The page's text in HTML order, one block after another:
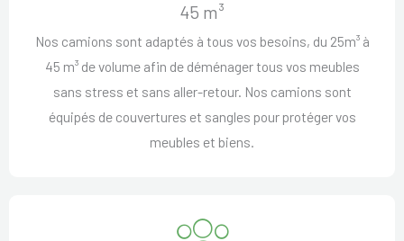
45 m³
Nos camions sont adaptés à tous vos besoins, du 25m³ à
45 m³ de volume afin de déménager tous vos meubles
sans stress et sans aller-retour. Nos camions sont
équipés de couvertures et sangles pour protéger vos
meubles et biens.